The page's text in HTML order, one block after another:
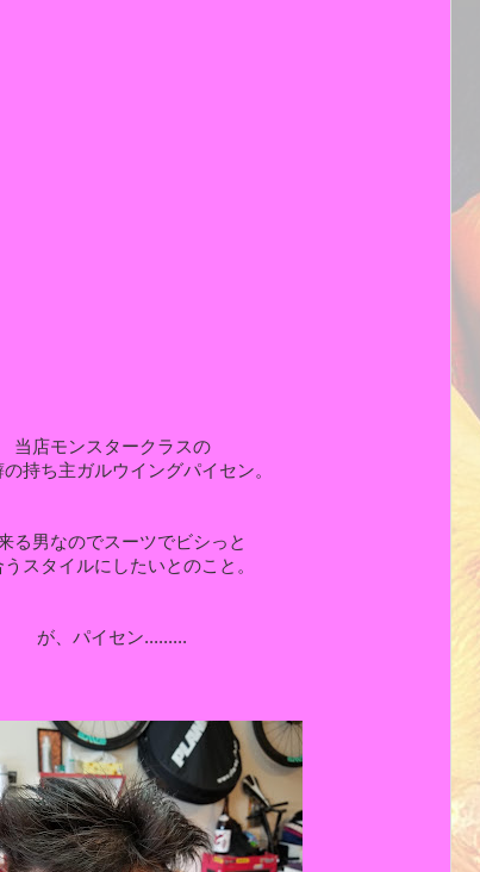
当店モンスタークラスの
持ち主ガルウイングパイセン。
る男なのでスーツでビシっと
うスタイルにしたいとのこと。
が、パイセン.........